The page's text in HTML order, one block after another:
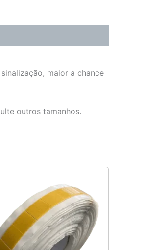
maior a chance
outros tamanhos.